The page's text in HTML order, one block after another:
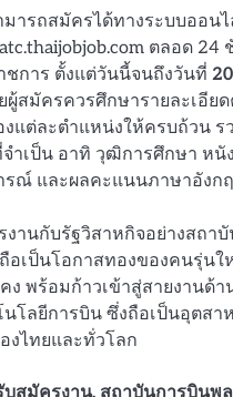
มารถสมัครได้ทางระบบออน
ตลอด 24
ชการ ตั้งแต่วันนี้จนถึงวันที่
ผู้สมัครควรศึกษารายละเอีย
งแต่ละตำแหน่งให้ครบถ้วน ร
จำเป็น อาทิ วุฒิการศึกษา หนั
รณ์ และผลคะแนนภาษาอังก
งานกับรัฐวิสาหกิจอย่างสถา
อเป็นโอกาสทองของคนรุ่นใ
ง พร้อมก้าวเข้าสู่สายงานด้า
นโลยีการบิน ซึ่งถือเป็นอุตสา
งไทยและทั่วโลก